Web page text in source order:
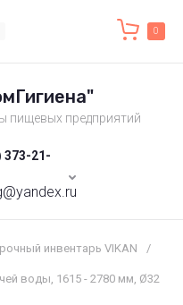
0
пищевых предприятий
373-21-
инвентарь VIKAN
/
воды, 1615 - 2780 мм, Ø32